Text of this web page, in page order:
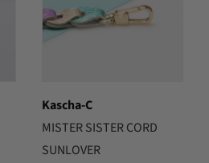
Kascha-C
MISTER SISTER CORD
SUNLOVER